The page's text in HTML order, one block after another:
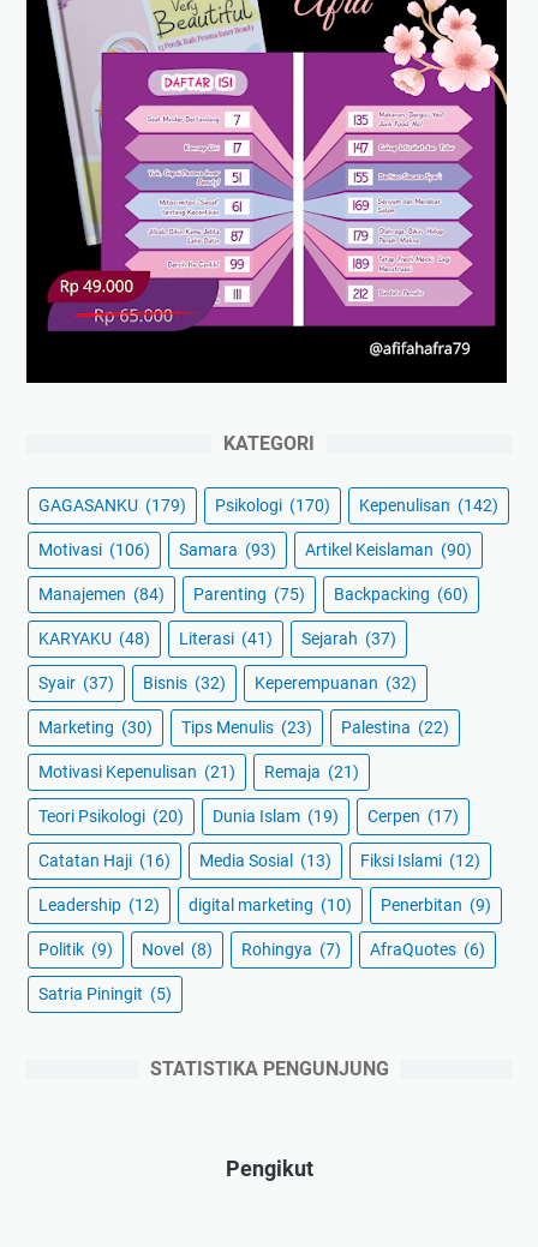
KATEGORI
GAGASANKU (179) Psikologi (170) Kepenulisan (142)
Motivasi (106) Samara (93) Artikel Keislaman (90)
Manajemen (84) Parenting (75) Backpacking (60)
KARYAKU (48) Literasi (41) Sejarah (37)
Syair (37) Bisnis (32) Keperempuanan (32)
Marketing (30) Tips Menulis (23) Palestina (22)
Motivasi Kepenulisan (21) Remaja (21)
Teori Psikologi (20) Dunia Islam (19) Cerpen (17)
Catatan Haji (16) Media Sosial (13) Fiksi Islami (12)
Leadership (12) digital marketing (10) Penerbitan (9)
Politik (9) Novel (8) Rohingya (7) AfraQuotes (6)
Satria Piningit (5)
STATISTIKA PENGUNJUNG
Pengikut